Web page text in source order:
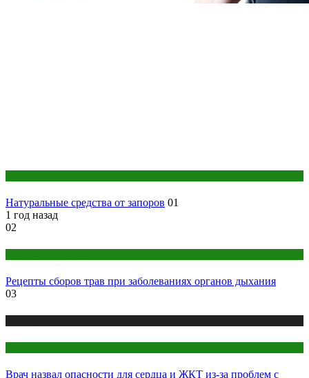
Натуральные средства от запоров 01
1 год назад
02
Рецепты сборов трав при заболеваниях органов дыхания
03
Врач назвал опасности для сердца и ЖКТ из-за проблем с